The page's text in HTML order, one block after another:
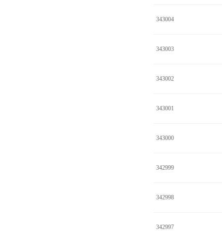
343004
343003
343002
343001
343000
342999
342998
342997